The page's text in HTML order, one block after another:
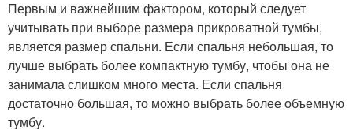
Первым и важнейшим фактором, который следует
учитывать при выборе размера прикроватной тумбы,
является размер спальни. Если спальня небольшая, то
лучше выбрать более компактную тумбу, чтобы она не
занимала слишком много места. Если спальня
достаточно большая, то можно выбрать более объемную
тумбу.